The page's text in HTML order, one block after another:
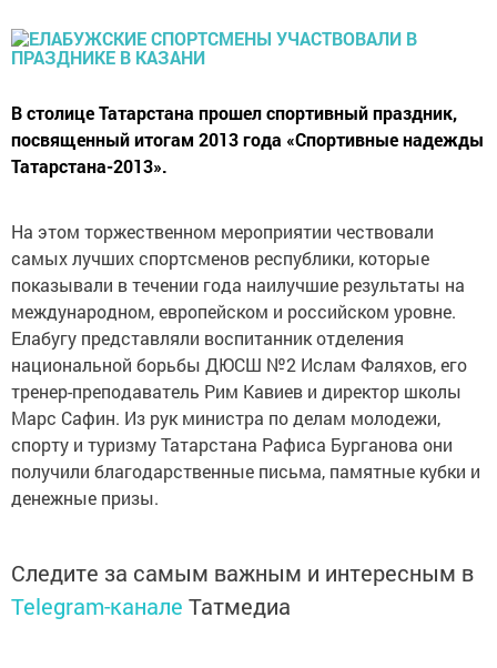
В столице Татарстана прошел спортивный праздник,
посвященный итогам 2013 года «Спортивные надежды
Татарстана-2013».
На этом торжественном мероприятии чествовали
самых лучших спортсменов республики, которые
показывали в течении года наилучшие результаты на
международном, европейском и российском уровне.
Елабугу представляли воспитанник отделения
национальной борьбы ДЮСШ №2 Ислам Фаляхов, его
тренер-преподаватель Рим Кавиев и директор школы
Марс Сафин. Из рук министра по делам молодежи,
спорту и туризму Татарстана Рафиса Бурганова они
получили благодарственные письма, памятные кубки и
денежные призы.
Следите за самым важным и интересным в
Telegram-канале Татмедиа